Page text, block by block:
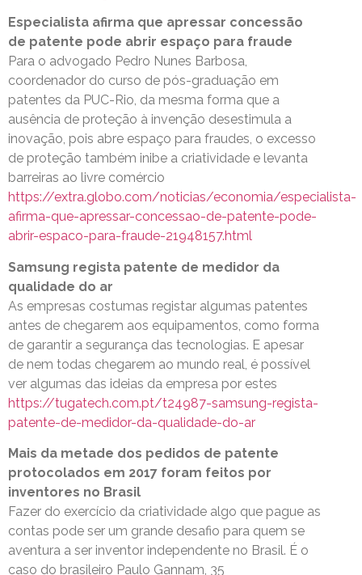
Especialista afirma que apressar concessão
de patente pode abrir espaço para fraude
Para o advogado Pedro Nunes Barbosa,
coordenador do curso de pós-graduação em
patentes da PUC-Rio, da mesma forma que a
ausência de proteção à invenção desestimula a
inovação, pois abre espaço para fraudes, o excesso
de proteção também inibe a criatividade e levanta
barreiras ao livre comércio
https://extra.globo.com/noticias/economia/especialista-
afirma-que-apressar-concessao-de-patente-pode-
abrir-espaco-para-fraude-21948157.html
Samsung regista patente de medidor da
qualidade do ar
As empresas costumas registar algumas patentes
antes de chegarem aos equipamentos, como forma
de garantir a segurança das tecnologias. E apesar
de nem todas chegarem ao mundo real, é possível
ver algumas das ideias da empresa por estes
https://tugatech.com.pt/t24987-samsung-regista-
patente-de-medidor-da-qualidade-do-ar
Mais da metade dos pedidos de patente
protocolados em 2017 foram feitos por
inventores no Brasil
Fazer do exercício da criatividade algo que pague as
contas pode ser um grande desafio para quem se
aventura a ser inventor independente no Brasil. É o
caso do brasileiro Paulo Gannam, 35